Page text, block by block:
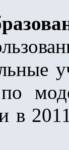
в